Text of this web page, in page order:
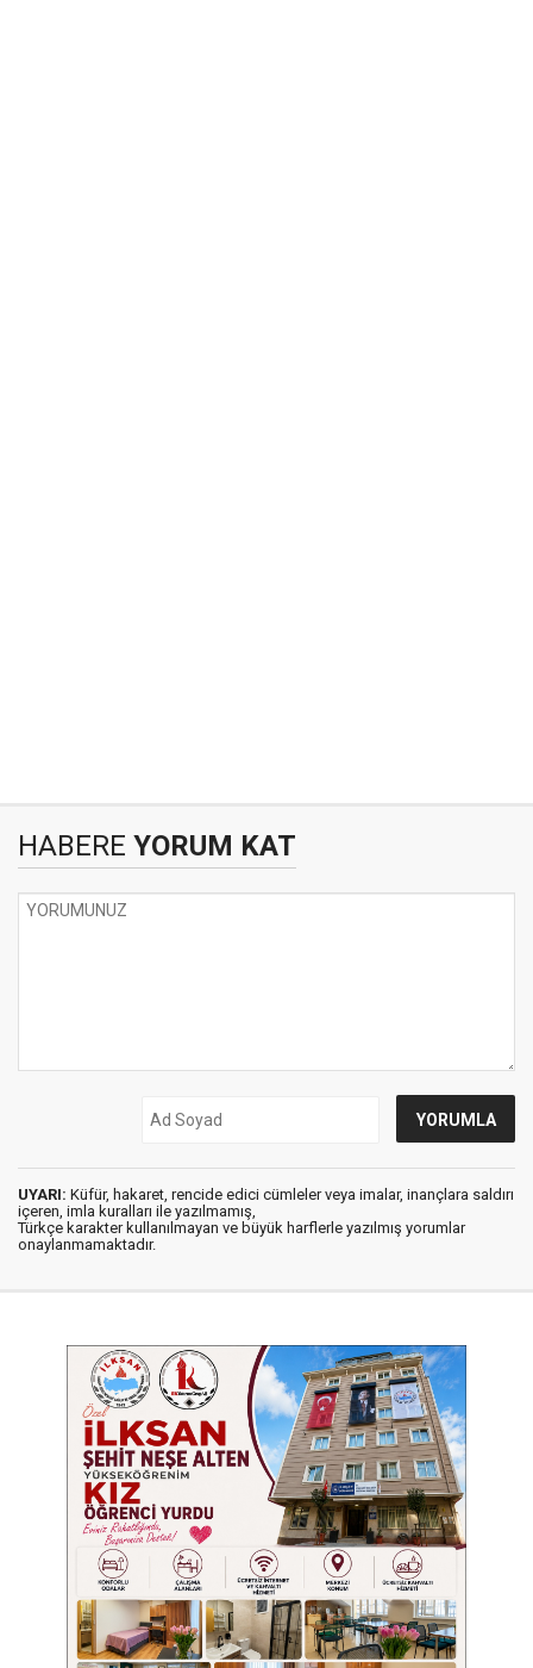
HABERE YORUM KAT
UYARI: Küfür, hakaret, rencide edici cümleler veya imalar, inançlara saldırı
içeren, imla kuralları ile yazılmamış,
Türkçe karakter kullanılmayan ve büyük harflerle yazılmış yorumlar
onaylanmamaktadır.